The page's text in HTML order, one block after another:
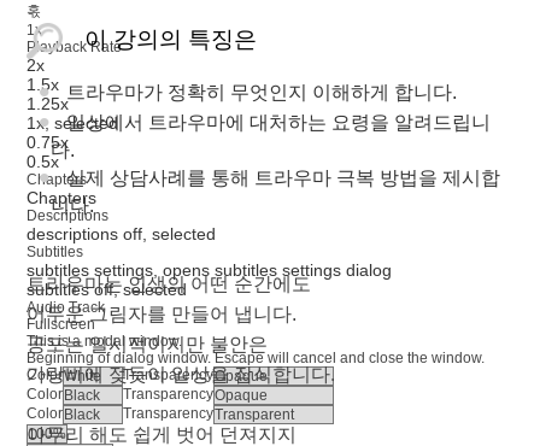
혻
1x
Playback Rate
2x
1.5x
1.25x
1x, selected
0.75x
0.5x
Chapters
Chapters
Descriptions
descriptions off , selected
Subtitles
subtitles settings , opens subtitles settings dialog
subtitles off, selected
Audio Track
Fullscreen
This is a modal window.
Beginning of dialog window. Escape will cancel and close the window.
Color
Transparency
Color
Transparency
Color
Transparency
이 강의의 특징은
트라우마가 정확히 무엇인지 이해하게 합니다.
일상에서 트라우마에 대처하는 요령을 알려드립니
다.
실제 상담사례를 통해 트라우마 극복 방법을 제시합
니다.
트라우마는 인생의 어떤 순간에도
어두운 그림자를 만들어 냅니다.
공포는 일시적이지만 불안은
가랑비에 젖듯이 일상을 잠식합니다.
아무리 해도 쉽게 벗어 던져지지